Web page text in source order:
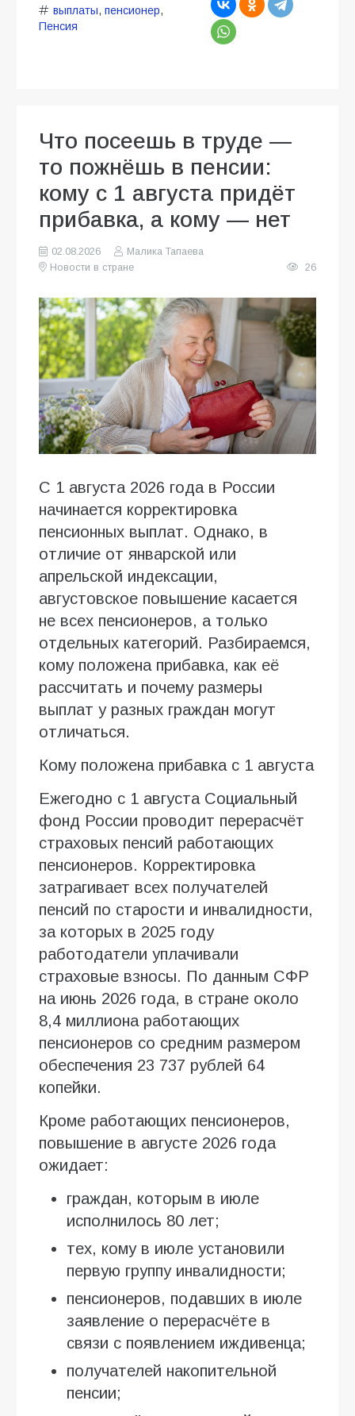
выплаты, пенсионер,
Пенсия
Что посеешь в труде —
то пожнёшь в пенсии:
кому с 1 августа придёт
прибавка, а кому — нет
02.08.2026
Малика Тапаева
Новости в стране
26
С 1 августа 2026 года в России
начинается корректировка
пенсионных выплат. Однако, в
отличие от январской или
апрельской индексации,
августовское повышение касается
не всех пенсионеров, а только
отдельных категорий. Разбираемся,
кому положена прибавка, как её
рассчитать и почему размеры
выплат у разных граждан могут
отличаться.
Кому положена прибавка с 1 августа
Ежегодно с 1 августа Социальный
фонд России проводит перерасчёт
страховых пенсий работающих
пенсионеров. Корректировка
затрагивает всех получателей
пенсий по старости и инвалидности,
за которых в 2025 году
работодатели уплачивали
страховые взносы. По данным СФР
на июнь 2026 года, в стране около
8,4 миллиона работающих
пенсионеров со средним размером
обеспечения 23 737 рублей 64
копейки.
Кроме работающих пенсионеров,
повышение в августе 2026 года
ожидает:
граждан, которым в июле
исполнилось 80 лет;
тех, кому в июле установили
первую группу инвалидности;
пенсионеров, подавших в июле
заявление о перерасчёте в
связи с появлением иждивенца;
получателей накопительной
пенсии;